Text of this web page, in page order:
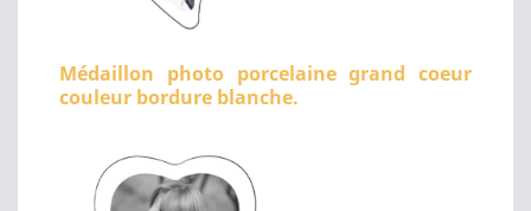
Médaillon photo porcelaine grand coeur
couleur bordure blanche.